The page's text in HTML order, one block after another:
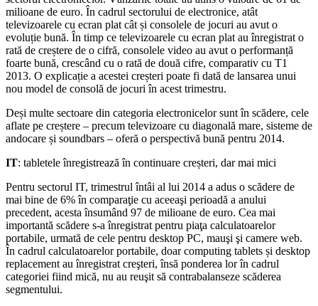
milioane de euro. În cadrul sectorului de electronice, atât
televizoarele cu ecran plat cât și consolele de jocuri au avut o
evoluție bună. În timp ce televizoarele cu ecran plat au înregistrat o
rată de creștere de o cifră, consolele video au avut o performanță
foarte bună, crescând cu o rată de două cifre, comparativ cu T1
2013. O explicație a acestei creșteri poate fi dată de lansarea unui
nou model de consolă de jocuri în acest trimestru.
Deși multe sectoare din categoria electronicelor sunt în scădere, cele
aflate pe creștere – precum televizoare cu diagonală mare, sisteme de
andocare și soundbars – oferă o perspectivă bună pentru 2014.
IT: tabletele înregistrează în continuare creșteri, dar mai mici
Pentru sectorul IT, trimestrul întâi al lui 2014 a adus o scădere de
mai bine de 6% în comparaţie cu aceeaşi perioadă a anului
precedent, acesta însumând 97 de milioane de euro. Cea mai
importantă scădere s-a înregistrat pentru piaţa calculatoarelor
portabile, urmată de cele pentru desktop PC, mauşi şi camere web.
În cadrul calculatoarelor portabile, doar computing tablets și desktop
replacement au înregistrat creşteri, însă ponderea lor în cadrul
categoriei fiind mică, nu au reuşit să contrabalanseze scăderea
segmentului.